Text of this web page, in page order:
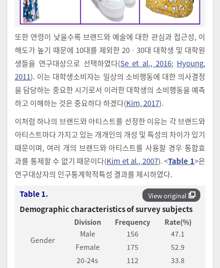
또한 연령이 낮을수록 브랜드와 예술에 대한 관심과 접근성, 이
해도가 높기 때문에 10대를 제외한 20ㆍ30대 대학생 및 대학원
생들을 연구대상으로 선택하였다(Se et al., 2016; Hyoung,
2011). 이는 대학생소비자는 일상의 소비행동에 대한 의사결정
을 담당하는 중요한 시기로서 이러한 대학생의 소비행동을 예측
하고 이해하는 것은 중요하다 하겠다(Kim, 2017).
이처럼 하나의 브랜드와 아티스트를 선정한 이유는 각 브랜드와
아티스트마다 가지고 있는 개개인의 개성 및 특성의 차이가 있기
때문이며, 여러 개의 브랜드와 아티스트를 사용할 경우 통합효
과를 통제할 수 없기 때문이다(Kim et al., 2007). <Table 1>은
연구대상자의 인구통계학적특성 결과를 제시하였다.
View original
Table 1.
Demographic characteristics of survey subjects
Division Frequency
Rate(%)
Gender
Male 156
47.1
Female
175 52.9
20-24s 112
33.8